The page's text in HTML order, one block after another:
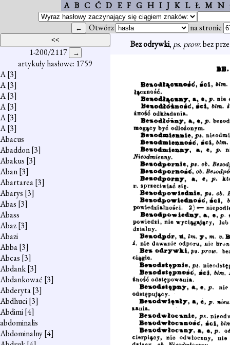
A B C Ć D E F G H I J K L Ł M N
Otwórz na stronie
1-200/2117
artykuły hasłowe: 1759
A[3]
A[3]
A[3]
A[3]
A[3]
A[3]
Abacus
Abaddon[3]
Abakus [3]
Aban[3]
Abartarea[3]
Abarys [3]
Abas [3]
Abass
Abaz[3]
Abazi
Abba[3]
Abcas [3]
Abdank[3]
Abdankować [3]
Abderyta[3]
Abdhuci[3]
Abdimi[4]
abdominalis
Abdominalny[4]
Bez odrywki, ps. prow.bez